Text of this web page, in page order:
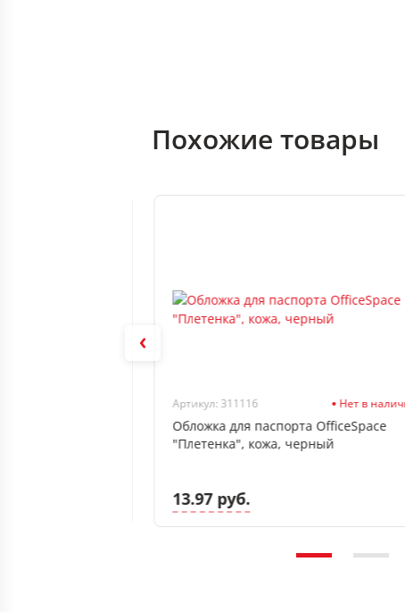
Похожие товары
Артикул: 311116 Нет в
Обложка для паспорта OfficeSpace
"Плетенка", кожа, черный
13.97 руб.